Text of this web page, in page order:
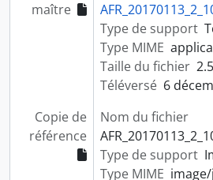
maître
Type de support
Type MIME
Taille du fichier
Téléversé 6
Copie de
référence
Nom du fichier
Type de support
Type MIME